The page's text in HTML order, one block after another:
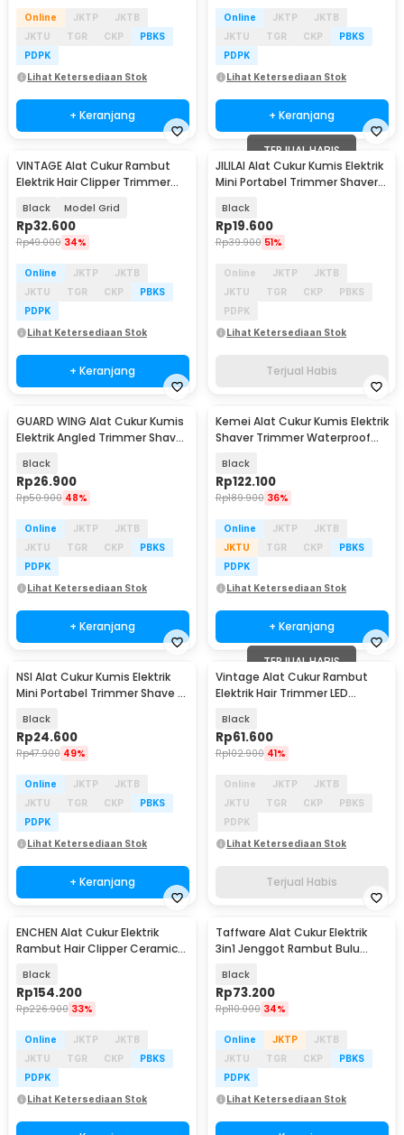
Online JKTP
JKTB
JKTU
TGR CKP
PBKS
PDPK
Lihat Ketersediaan Stok
+ Keranjang
Online JKTP
JKTB
JKTU
TGR CKP
PBKS
PDPK
Lihat Ketersediaan Stok
+ Keranjang
VINTAGE Alat Cukur Rambut
Elektrik Hair Clipper Trimmer
Black Model Grid
Rp32.600
Rp49.000 34%
Online JKTP
JKTB
JKTU
TGR CKP
PBKS
PDPK
Lihat Ketersediaan Stok
+ Keranjang
TERJUAL HABIS
JILILAI Alat Cukur Kumis Elektrik
Mini Portabel Trimmer Shaver
Black
Rp19.600
Rp39.900 51%
Online JKTP
JKTB
JKTU
TGR CKP
PBKS
PDPK
Lihat Ketersediaan Stok
Terjual Habis
GUARD WING Alat Cukur Kumis
Elektrik Angled Trimmer Shaver
Black
Rp26.900
Rp50.900 48%
Online JKTP
JKTB
JKTU
TGR CKP
PBKS
PDPK
Lihat Ketersediaan Stok
+ Keranjang
Kemei Alat Cukur Kumis Elektrik
Shaver Trimmer Waterproof
Black
Rp122.100
Rp189.900 36%
Online JKTP
JKTB
JKTU
TGR CKP
PBKS
PDPK
Lihat Ketersediaan Stok
+ Keranjang
NSI Alat Cukur Kumis Elektrik
Mini Portabel Trimmer Shave -
Black
Rp24.600
Rp47.900 49%
Online JKTP
JKTB
JKTU
TGR CKP
PBKS
PDPK
Lihat Ketersediaan Stok
+ Keranjang
TERJUAL HABIS
Vintage Alat Cukur Rambut
Elektrik Hair Trimmer LED
Black
Rp61.600
Rp102.900 41%
Online JKTP
JKTB
JKTU
TGR CKP
PBKS
PDPK
Lihat Ketersediaan Stok
Terjual Habis
ENCHEN Alat Cukur Elektrik
Rambut Hair Clipper Ceramic
Black
Rp154.200
Rp226.900 33%
Online JKTP
JKTB
JKTU
TGR CKP
PBKS
PDPK
Lihat Ketersediaan Stok
Taffware Alat Cukur Elektrik
3in1 Jenggot Rambut Bulu
Black
Rp73.200
Rp110.000 34%
Online JKTP
JKTB
JKTU
TGR CKP
PBKS
PDPK
Lihat Ketersediaan Stok